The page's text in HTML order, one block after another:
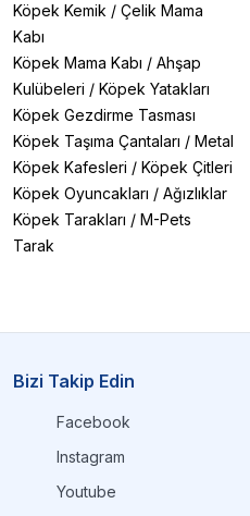
Köpek Kemik / Çelik Mama
Kabı
Köpek Mama Kabı / Ahşap
Kulübeleri / Köpek Yatakları
Köpek Gezdirme Tasması
Köpek Taşıma Çantaları / Metal
Köpek Kafesleri / Köpek Çitleri
Köpek Oyuncakları / Ağızlıklar
Köpek Tarakları / M-Pets
Tarak
Bizi Takip Edin
Facebook
Instagram
Youtube